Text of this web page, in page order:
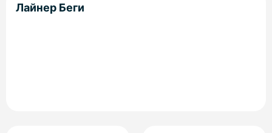
Лайнер Беги